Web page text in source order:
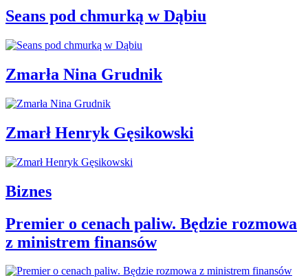
Seans pod chmurką w Dąbiu
Zmarła Nina Grudnik
Zmarł Henryk Gęsikowski
Biznes
Premier o cenach paliw. Będzie rozmowa
z ministrem finansów